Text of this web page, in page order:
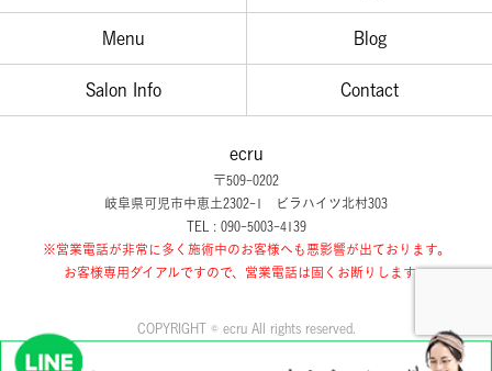
Menu Blog
Salon Info Contact
ecru
〒509-0202
岐阜県可児市中恵土2302-1 ビラハイツ北村303
TEL : 090-5003-4139
※営業電話が非常に多く施術中のお客様へも悪影響が出ております。
お客様専用ダイアルですので、営業電話は固くお断りします。
COPYRIGHT © ecru All rights reserved.